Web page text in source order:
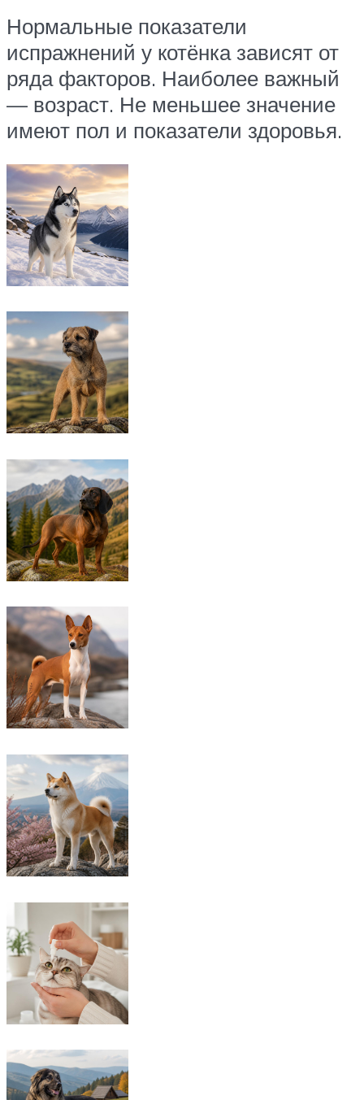
Нормальные показатели
испражнений у котёнка зависят от
ряда факторов. Наиболее важный
— возраст. Не меньшее значение
имеют пол и показатели здоровья.